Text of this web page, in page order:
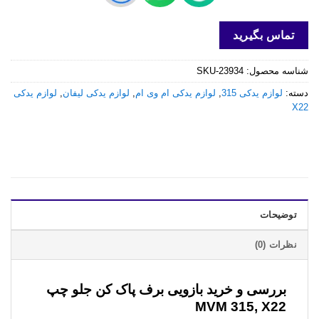
تماس بگیرید
شناسه محصول: SKU-23934
دسته: لوازم یدکی 315 , لوازم یدکی ام وی ام, لوازم یدکی لیفان, لوازم یدکی
X22
توضیحات
نظرات (0)
بررسی و خرید بازویی برف پاک کن جلو چپ
MVM 315, X22